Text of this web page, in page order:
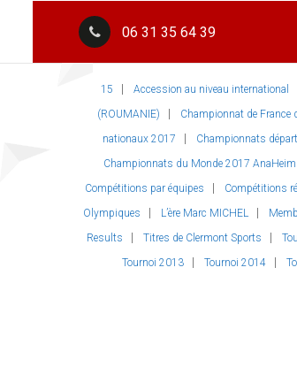
06 31 35 64 39
15 Accession au niveau international
(ROUMANIE)
Championnat de France
nationaux 2017
Championnats
Championnats du Monde 2017 AnaHeim
Compétitions par équipes
Compétitions
Olympiques
L’ère Marc MICHEL
Results
Titres de Clermont Sports
Tournoi 2013
Tournoi 2014